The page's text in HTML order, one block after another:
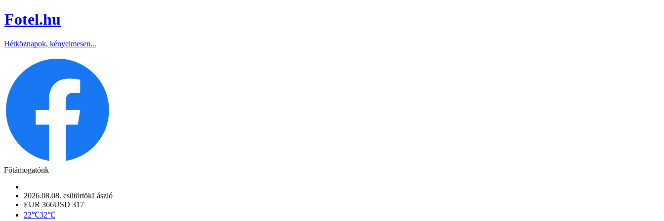
Fotel.hu
Hétköznapok, kényelmesen...
Főtámogatónk
2026.08.08. csütörtökLászló
EUR 366USD 317
22℃32℃